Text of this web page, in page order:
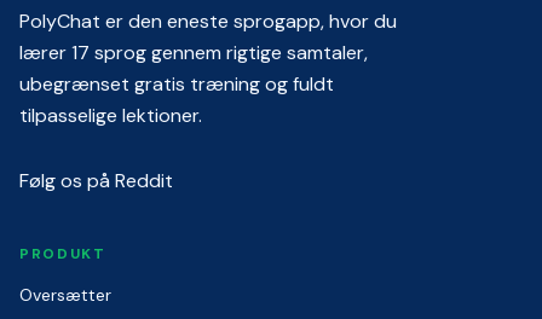
PolyChat er den eneste sprogapp, hvor du
lærer 17 sprog gennem rigtige samtaler,
ubegrænset gratis træning og fuldt
tilpasselige lektioner.
Følg os på Reddit
PRODUKT
Oversætter